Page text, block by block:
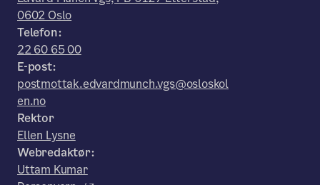
0602 Oslo
Telefon:
22 60 65 00
E-post:
postmottak.edvardmunch.vgs@osloskol
en.no
Rektor
Ellen Lysne
Webredaktør:
Uttam Kumar